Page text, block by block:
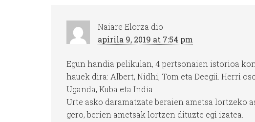
Naiare Elorza dio
apirila 9, 2019 at 7:54 pm
Egun handia pelikulan, 4 pertsonaien istorioa
hauek dira: Albert, Nidhi, Tom eta Deegii. Herri
Uganda, Kuba eta India.
Urte asko daramatzate beraien ametsa lortzeko
gero, berien ametsak lortzen dituzte egi izatea.